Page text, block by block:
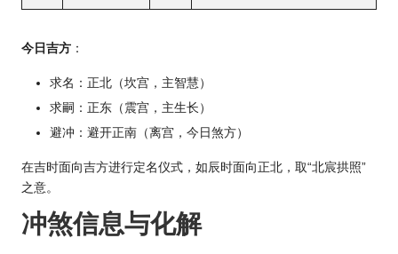
今日吉方 ：
求名：正北（坎宫，主智慧）
求嗣：正东（震宫，主生长）
避冲：避开正南（离宫，今日煞方）
在吉时面向吉方进行定名仪式，如辰时面向正北，取“北宸拱照”
之意。
冲煞信息与化解